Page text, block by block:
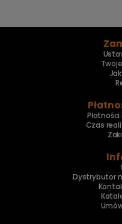
Czas
Dystrybutor